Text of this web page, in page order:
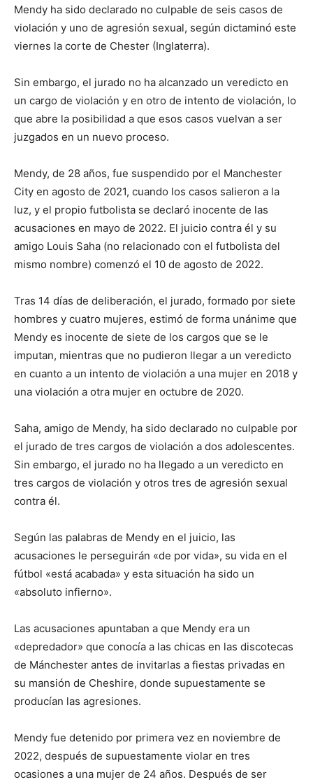
Mendy ha sido declarado no culpable de seis casos de
violación y uno de agresión sexual, según dictaminó este
viernes la corte de Chester (Inglaterra).
Sin embargo, el jurado no ha alcanzado un veredicto en
un cargo de violación y en otro de intento de violación, lo
que abre la posibilidad a que esos casos vuelvan a ser
juzgados en un nuevo proceso.
Mendy, de 28 años, fue suspendido por el Manchester
City en agosto de 2021, cuando los casos salieron a la
luz, y el propio futbolista se declaró inocente de las
acusaciones en mayo de 2022. El juicio contra él y su
amigo Louis Saha (no relacionado con el futbolista del
mismo nombre) comenzó el 10 de agosto de 2022.
Tras 14 días de deliberación, el jurado, formado por siete
hombres y cuatro mujeres, estimó de forma unánime que
Mendy es inocente de siete de los cargos que se le
imputan, mientras que no pudieron llegar a un veredicto
en cuanto a un intento de violación a una mujer en 2018 y
una violación a otra mujer en octubre de 2020.
Saha, amigo de Mendy, ha sido declarado no culpable por
el jurado de tres cargos de violación a dos adolescentes.
Sin embargo, el jurado no ha llegado a un veredicto en
tres cargos de violación y otros tres de agresión sexual
contra él.
Según las palabras de Mendy en el juicio, las
acusaciones le perseguirán «de por vida», su vida en el
fútbol «está acabada» y esta situación ha sido un
«absoluto infierno».
Las acusaciones apuntaban a que Mendy era un
«depredador» que conocía a las chicas en las discotecas
de Mánchester antes de invitarlas a fiestas privadas en
su mansión de Cheshire, donde supuestamente se
producían las agresiones.
Mendy fue detenido por primera vez en noviembre de
2022, después de supuestamente violar en tres
ocasiones a una mujer de 24 años. Después de ser